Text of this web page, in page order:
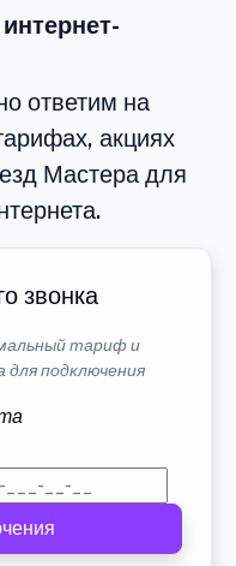
ответим на
акциях
Мастера для
звонка
тариф и
для подключения